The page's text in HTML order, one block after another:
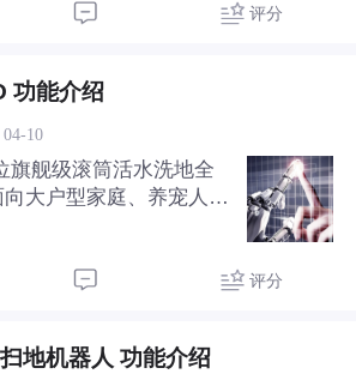
体验，S60 Pro 侧重双目
评分
功能介绍
04-10
旗舰级滚筒活水洗地全
大户型家庭、养宠人
航、全自清洁”，依托 OZ
评分
地机器人 功能介绍